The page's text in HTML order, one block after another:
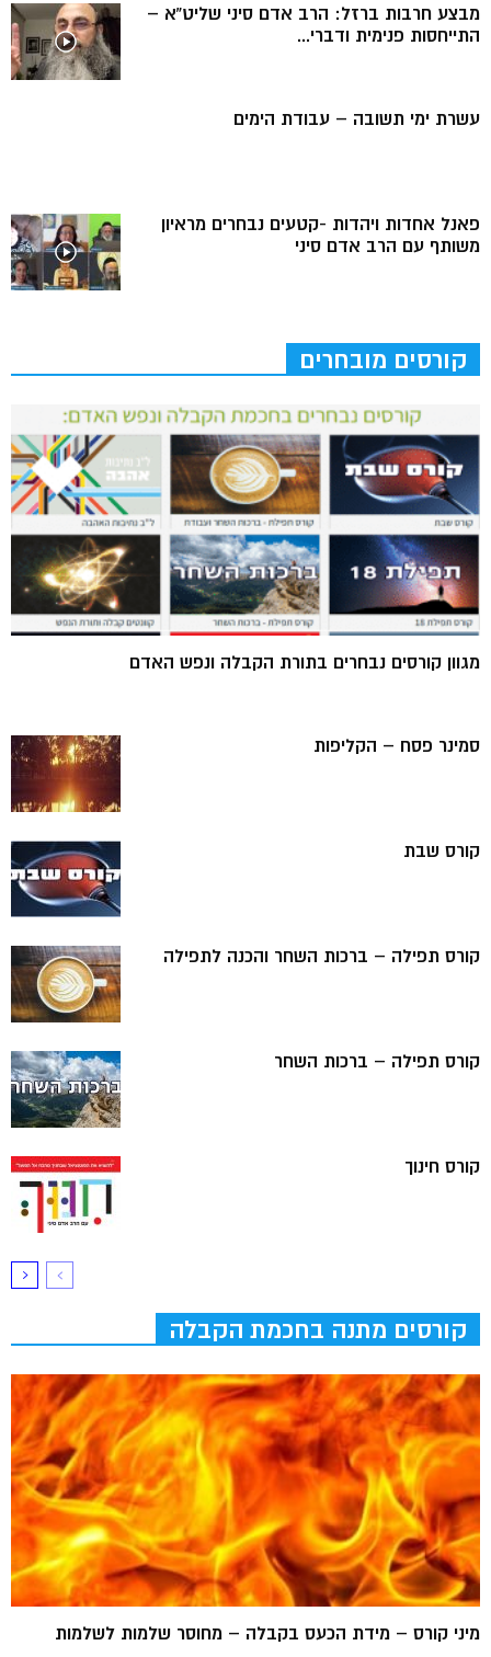
מבצע חרבות ברזל: הרב אדם סיני שליט”א –
התייחסות פנימית ודברי...
עשרת ימי תשובה – עבודת הימים
פאנל אחדות ויהדות -קטעים נבחרים מראיון
משותף עם הרב אדם סיני
קורסים מובחרים
מגוון קורסים נבחרים בתורת הקבלה ונפש האדם
סמינר פסח – הקליפות
קורס שבת
קורס תפילה – ברכות השחר והכנה לתפילה
קורס תפילה – ברכות השחר
קורס חינוך
קורסים מתנה בחכמת הקבלה
מיני קורס – מידת הכעס בקבלה – מחוסר שלמות לשלמות